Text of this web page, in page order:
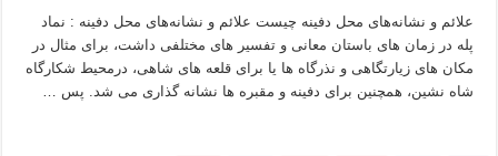
علائم و نشانه‌های محل دفینه چیست علائم و نشانه‌های محل دفینه : نماد
پله در زمان های باستان معانی و تفسیر های مختلفی داشت، برای مثال در
مکان های زیارتگاهی و نذرگاه ها یا برای قلعه های شاهی، درمحیط شکارگاه
شاه نشین، همچنین برای دفینه و مقبره ها نشانه گذاری می شد. پس …